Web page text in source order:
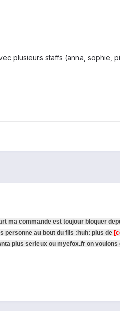
plusieurs staffs (anna, sophie,
ma commande est toujour bloquer
personne au bout du fils :huh: plus de
plus serieux ou myefox.fr on